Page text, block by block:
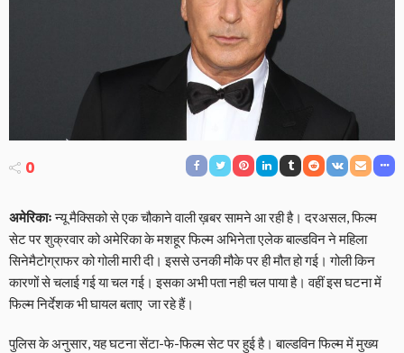
0
अमेरिकाःन्यू मैक्सिको से एक चौकाने वाली ख़बर सामने आ रही है। दरअसल, फिल्म
सेट पर शुक्रवार को अमेरिका के मशहूर फिल्म अभिनेता एलेक बाल्डविन ने महिला
सिनेमैटोग्राफर को गोली मारी दी। इससे उनकी मौके पर ही मौत हो गई। गोली किन
कारणों से चलाई गई या चल गई। इसका अभी पता नही चल पाया है। वहीं इस घटना में
फिल्म निर्देशक भी घायल बताए जा रहे हैं।
पुलिस के अनुसार, यह घटना सेंटा-फे-फिल्म सेट पर हुई है। बाल्डविन फिल्म में मुख्य